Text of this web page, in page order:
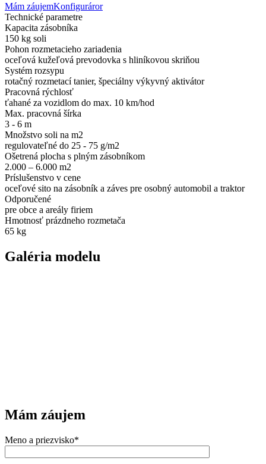
Mám záujemKonfiguráror
Technické parametre
Kapacita zásobníka
150 kg soli
Pohon rozmetacieho zariadenia
oceľová kužeľová prevodovka s hliníkovou skriňou
Systém rozsypu
rotačný rozmetací tanier, špeciálny výkyvný aktivátor
Pracovná rýchlosť
ťahané za vozidlom do max. 10 km/hod
Max. pracovná šírka
3 - 6 m
Množstvo soli na m2
regulovateľné do 25 - 75 g/m2
Ošetrená plocha s plným zásobníkom
2.000 – 6.000 m2
Príslušenstvo v cene
oceľové sito na zásobník a záves pre osobný automobil a traktor
Odporučené
pre obce a areály firiem
Hmotnosť prázdneho rozmetača
65 kg
Galéria modelu
Mám záujem
Meno a priezvisko*